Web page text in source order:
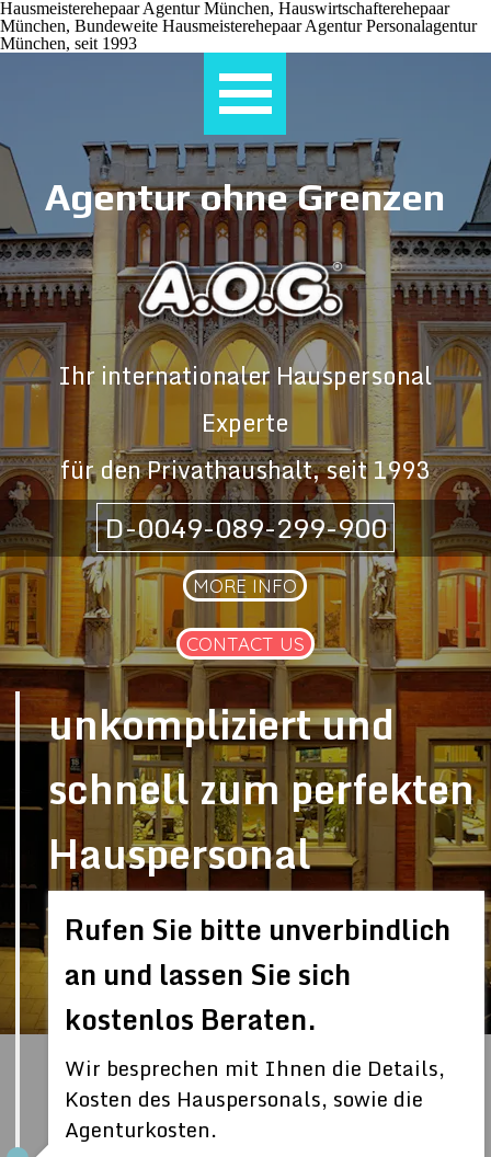
Hausmeisterehepaar Agentur München, Hauswirtschafterehepaar
München, Bundeweite Hausmeisterehepaar Agentur Personalagentur
München, seit 1993
Agentur ohne Grenzen
Ihr internationaler Hauspersonal
Experte
für den Privathaushalt, seit 1993
D-0049-089-299-900
MORE INFO
CONTACT US
Rufen Sie bitte unverbindlich
an und lassen Sie sich
kostenlos Beraten.
Wir besprechen mit Ihnen die Details,
Kosten des Hauspersonals, sowie die
Agenturkosten.
unkompliziert und
schnell zum perfekten
Hauspersonal